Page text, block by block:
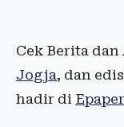
Cek Berita
Jogja, dan
hadir di